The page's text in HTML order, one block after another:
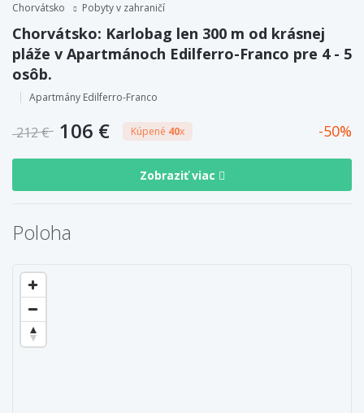
Chorvátsko Pobyty v zahraničí
Chorvátsko: Karlobag len 300 m od krásnej
pláže v Apartmánoch Edilferro-Franco pre 4 - 5
osôb.
Apartmány Edilferro-Franco
212 € 106 € Kúpené 40x 50
Zobraziť viac
Poloha